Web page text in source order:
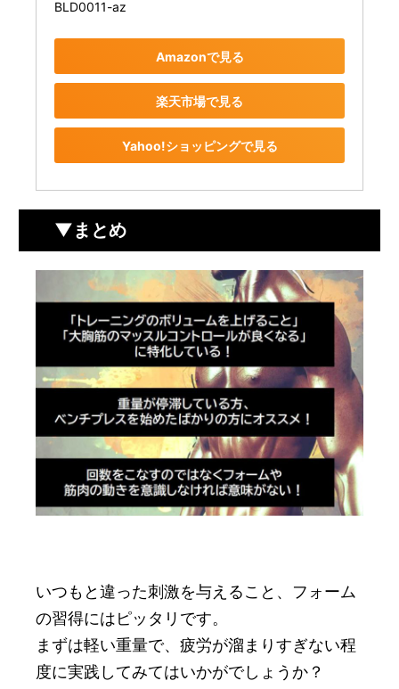
BLD0011-az
Amazonで見る
楽天市場で見る
Yahoo!ショッピングで見る
▼まとめ
いつもと違った刺激を与えること、フォーム
の習得にはピッタリです。
まずは軽い重量で、疲労が溜まりすぎない程
度に実践してみてはいかがでしょうか？